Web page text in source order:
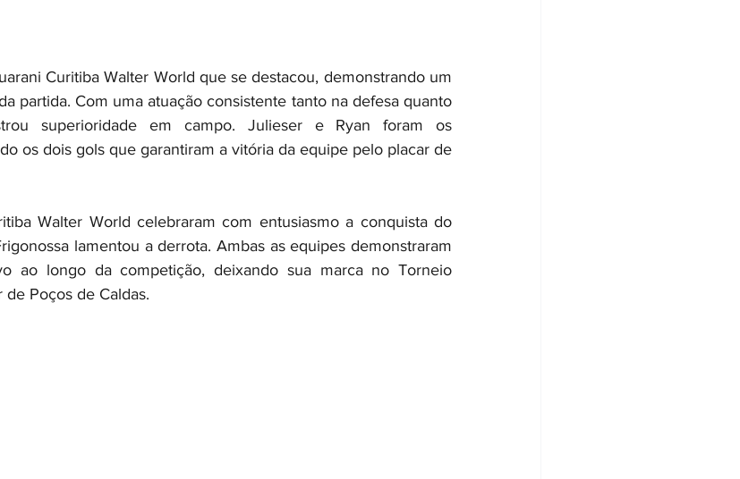
Curitiba Walter World que se destacou, demonstrando um
partida. Com uma atuação consistente tanto na defesa quanto
superioridade em campo. Julieser e Ryan foram os
os dois gols que garantiram a vitória da equipe pelo placar de
Walter World celebraram com entusiasmo a conquista do
lamentou a derrota. Ambas as equipes demonstraram
ao longo da competição, deixando sua marca no Torneio
Poços de Caldas.